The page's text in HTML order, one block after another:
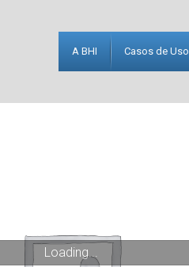
A BHI Casos de Uso
Loading...